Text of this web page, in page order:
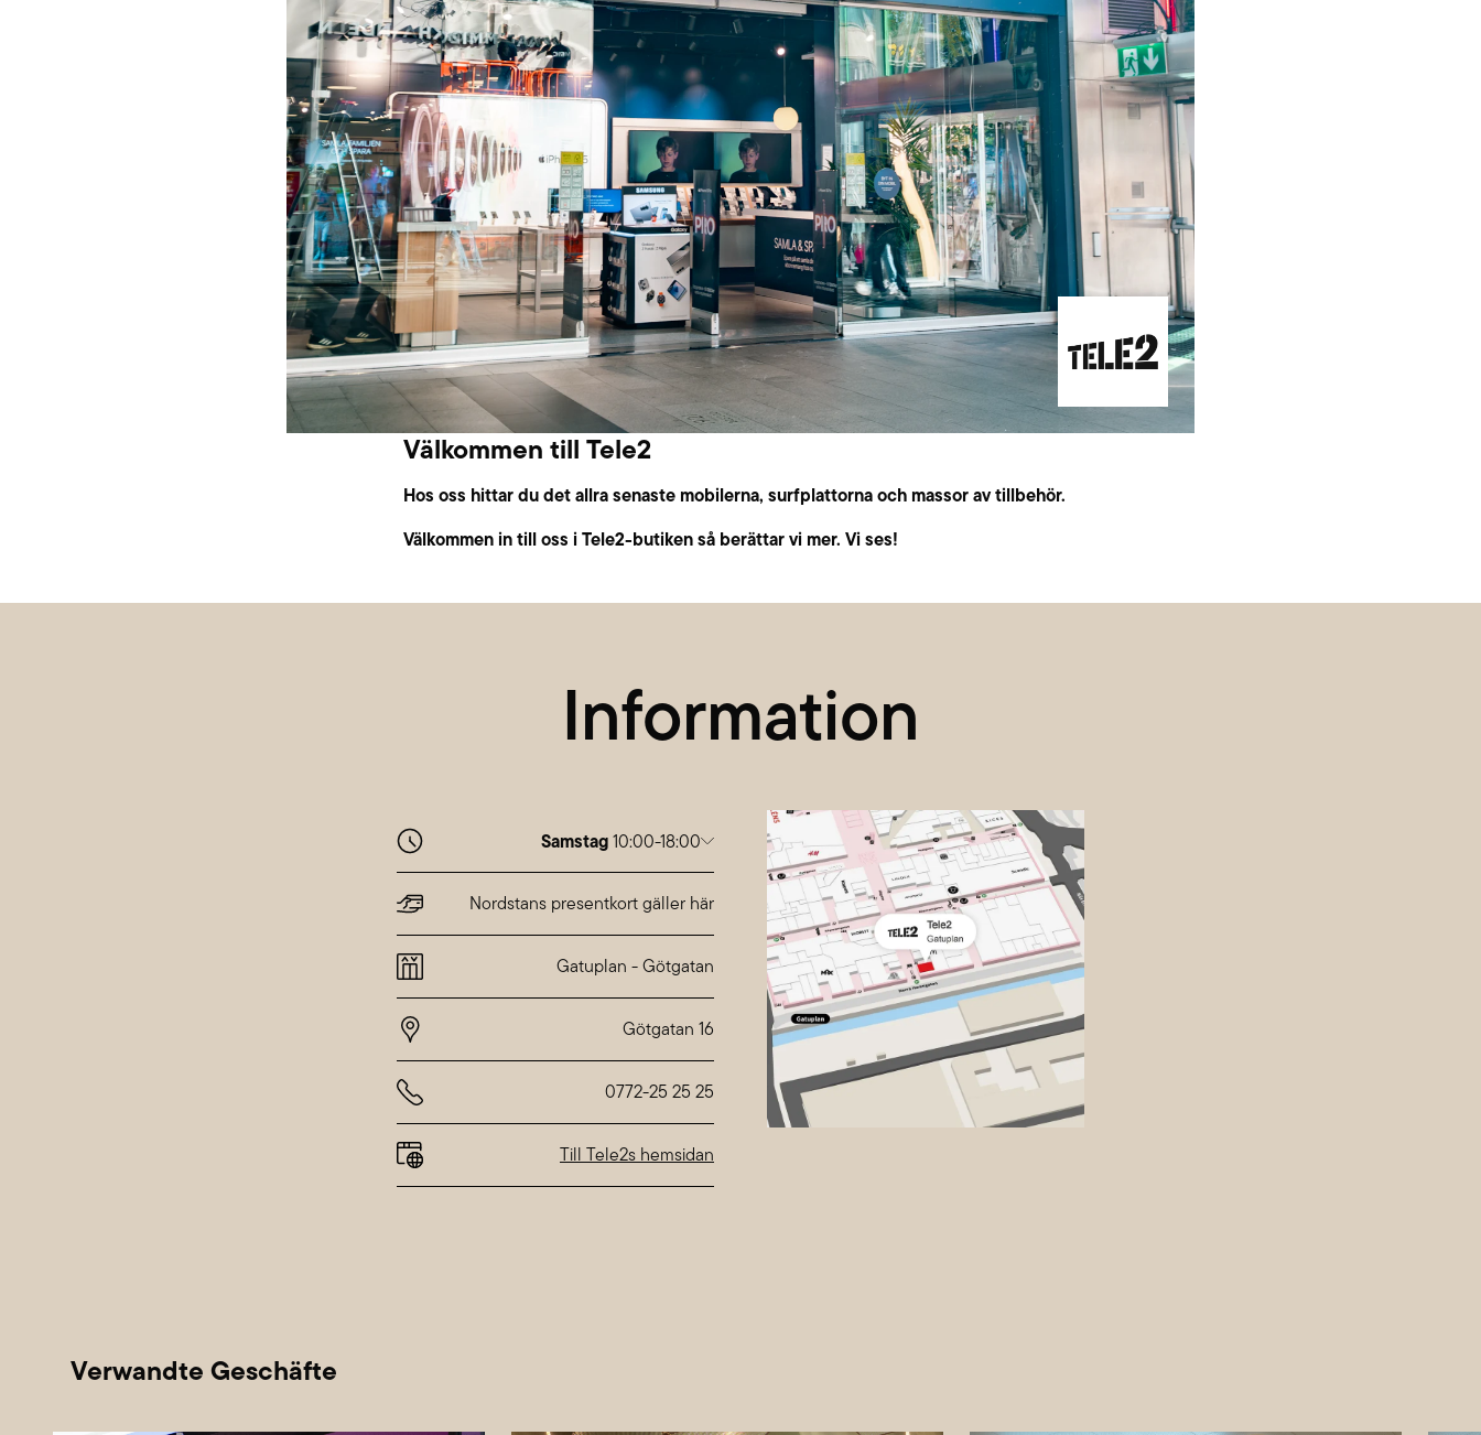
Välkommen till Tele2
Hos oss hittar du det allra senaste mobilerna, surfplattorna och massor av tillbehör.
Välkommen in till oss i Tele2-butiken så berättar vi mer. Vi ses!
Information
Samstag10:00-18:00
Montag
10:00-20:00
Dienstag
10:00-20:00
10:00-20:00
Abweichende Öffnungszeiten
beiNordstan
Nordstans presentkort gäller här
Gatuplan -Götgatan
0772-25 25 25
Till Tele2s hemsidan
Verwandte Geschäfte